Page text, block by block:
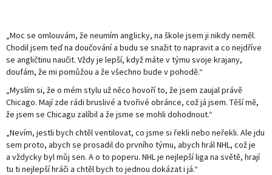
„Moc se omlouvám, že neumím anglicky, na škole jsem ji nikdy neměl.
Chodil jsem teď na doučování a budu se snažit to napravit a co nejdříve
se angličtinu naučit. Vždy je lepší, když máte v týmu svoje krajany,
doufám, že mi pomůžou a že všechno bude v pohodě.“
„Myslím si, že o mém stylu už něco hovoří to, že jsem zaujal právě
Chicago. Mají zde rádi bruslivé a tvořivé obránce, což já jsem. Těší mě,
že jsem se Chicagu zalíbil a že jsme se mohli dohodnout.“
„Nevím, jestli bych chtěl ventilovat, co jsme si řekli nebo neřekli. Ale jdu
sem proto, abych se prosadil do prvního týmu, abych hrál NHL, což je
a vždycky byl můj sen. A o to poperu. NHL je nejlepší liga na světě, hrají
tu ti nejlepší hráči a chtěl bych to jednou dokázat i já.“